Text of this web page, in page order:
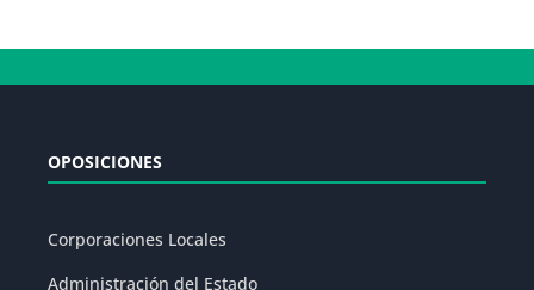
OPOSICIONES
Corporaciones Locales
Administración del Estado